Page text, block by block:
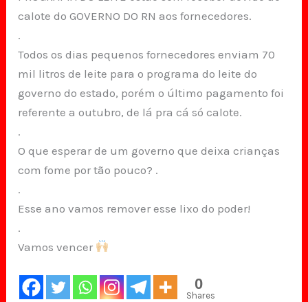
calote do GOVERNO DO RN aos fornecedores.
.
Todos os dias pequenos fornecedores enviam 70
mil litros de leite para o programa do leite do
governo do estado, porém o último pagamento foi
referente a outubro, de lá pra cá só calote.
.
O que esperar de um governo que deixa crianças
com fome por tão pouco? .
.
Esse ano vamos remover esse lixo do poder!
.
Vamos vencer
0
Shares